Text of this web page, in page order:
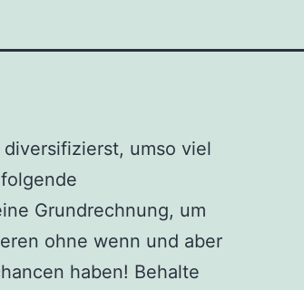
umso viel
Grundrechnung, um
ohne wenn und aber
haben! Behalte